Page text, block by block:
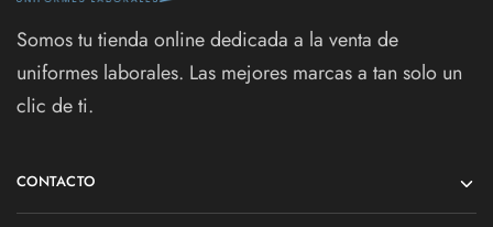
Somos tu tienda online dedicada a la venta de
uniformes laborales. Las mejores marcas a tan solo un
clic de ti.
CONTACTO